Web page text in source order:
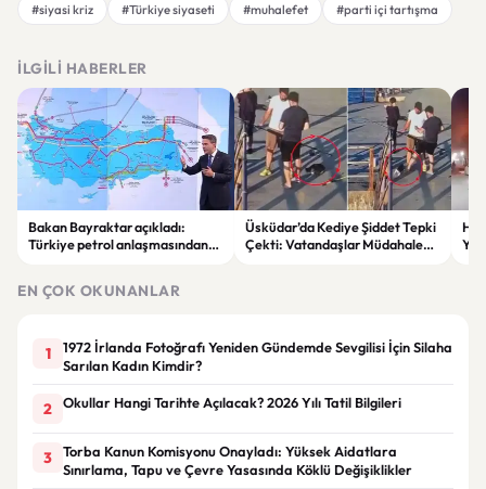
#siyasi kriz
#Türkiye siyaseti #muhalefet #parti içi tartışma
İLGILI HABERLER
Bakan Bayraktar açıkladı:
Türkiye petrol anlaşmasından
Üsküdar’da Kediye Şiddet Tepki
Çekti: Vatandaşlar Müdahale
EN ÇOK OKUNANLAR
1
1972 İrlanda Fotoğrafı Yeniden Gündemde Sevgilisi İçin Silaha
Sarılan Kadın Kimdir?
2 Okullar Hangi Tarihte Açılacak? 2026 Yılı Tatil Bilgileri
3
Torba Kanun Komisyonu Onayladı: Yüksek Aidatlara
Sınırlama, Tapu ve Çevre Yasasında Köklü Değişiklikler